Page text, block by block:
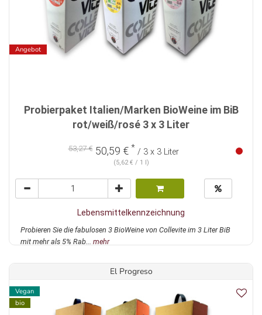
Angebot
Probierpaket Italien/Marken BioWeine im BiB
rot/weiß/rosé 3 x 3 Liter
53,27 €50,59 € * / 3 x 3 Liter
(5,62 € / 1 l)
Lebensmittelkennzeichnung
Probieren Sie die fabulosen 3 BioWeine von Collevite im 3 Liter BiB
mit mehr als 5% Rab... mehr
El Progreso
Vegan
bio